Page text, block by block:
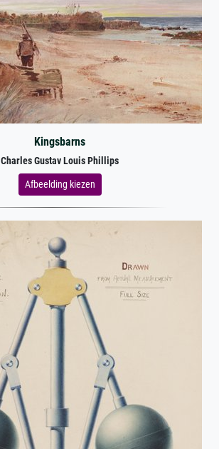
Kingsbarns
Charles Gustav Louis Phillips
Afbeelding kiezen